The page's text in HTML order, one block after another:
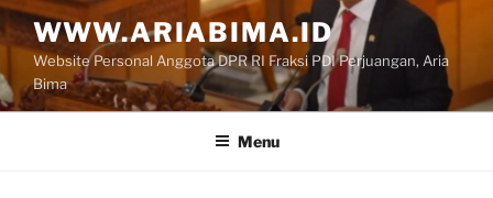
Skip
to
content
WWW.ARIABIMA.ID
Website Personal Anggota DPR RI Fraksi PDI Perjuangan, Aria
Bima
Menu